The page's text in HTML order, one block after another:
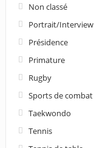
Non classé
Portrait/Interview
Présidence
Primature
Rugby
Sports de combat
Taekwondo
Tennis